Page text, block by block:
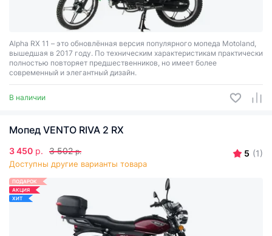
Alpha RX 11 – это обновлённая версия популярного мопеда Motoland,
вышедшая в 2017 году. По техническим характеристикам практически
полностью повторяет предшественников, но имеет более
современный и элегантный дизайн.
В наличии
Мопед VENTO RIVA 2 RX
3 450 р. 3 502 р.
Доступны другие варианты товара
5 (1)
ПОДАРОК
АКЦИЯ
ХИТ